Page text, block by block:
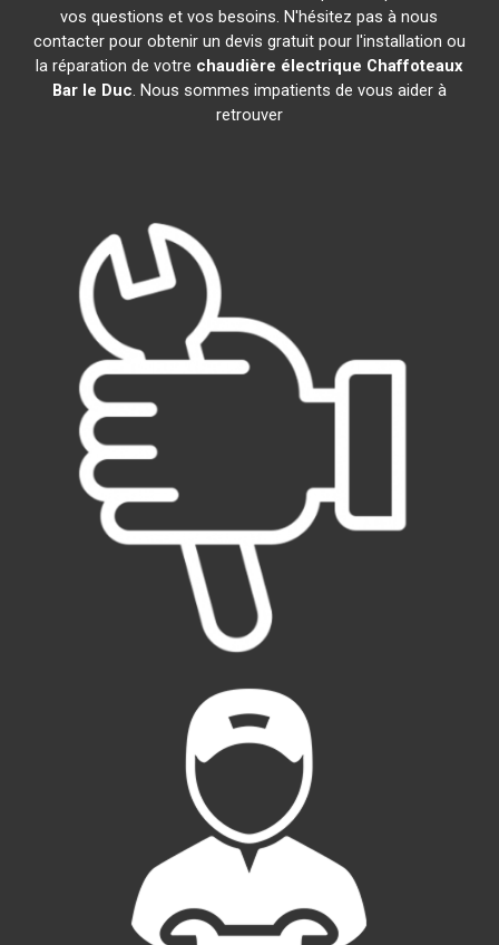
vos questions et vos besoins. N'hésitez pas à nous
contacter pour obtenir un devis gratuit pour l'installation ou
la réparation de votre chaudière électrique Chaffoteaux
Bar le Duc. Nous sommes impatients de vous aider à
retrouver